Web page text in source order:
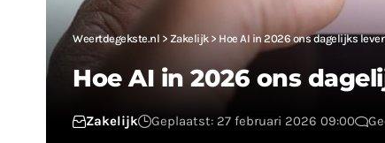
Weertdegekste.nl > Zakelijk> Hoe AI in 2026 ons dagelijks
Hoe AI in 2026 ons
Zakelijk Geplaatst: 27 februari 2026 09:00